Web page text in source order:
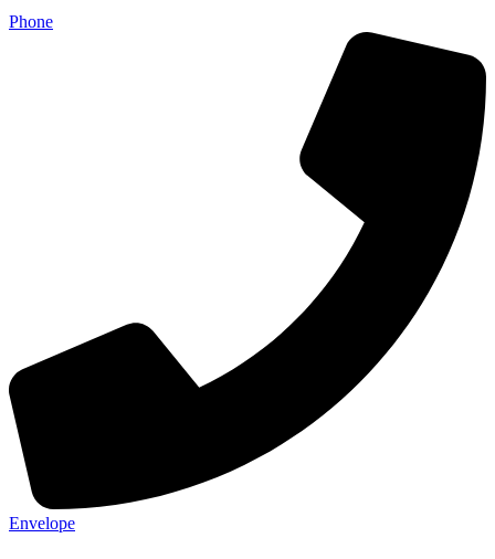
Phone
Envelope